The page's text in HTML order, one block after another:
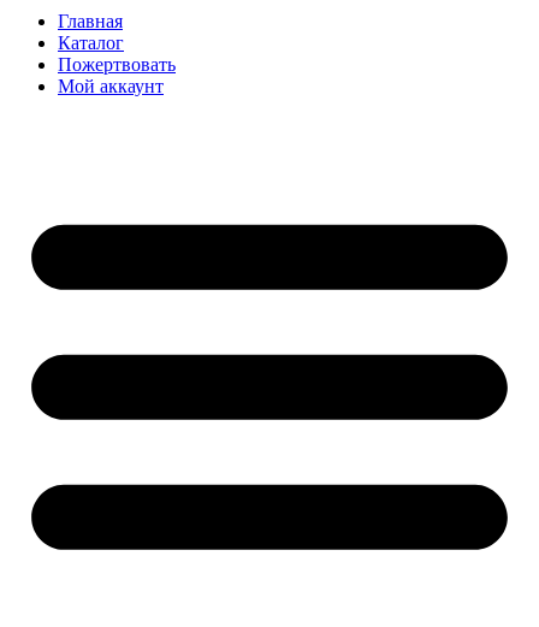
Главная
Каталог
Пожертвовать
Мой аккаунт